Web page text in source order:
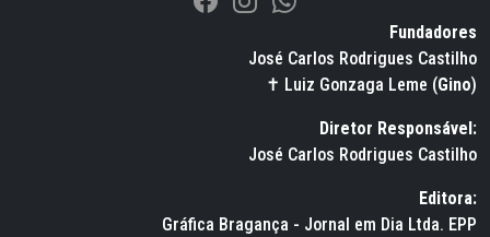
Fundadores
José Carlos Rodrigues Castilho
✝ Luiz Gonzaga Leme (Gino)
Diretor Responsável:
José Carlos Rodrigues Castilho
Editora:
Gráfica Bragança - Jornal em Dia Ltda. EPP